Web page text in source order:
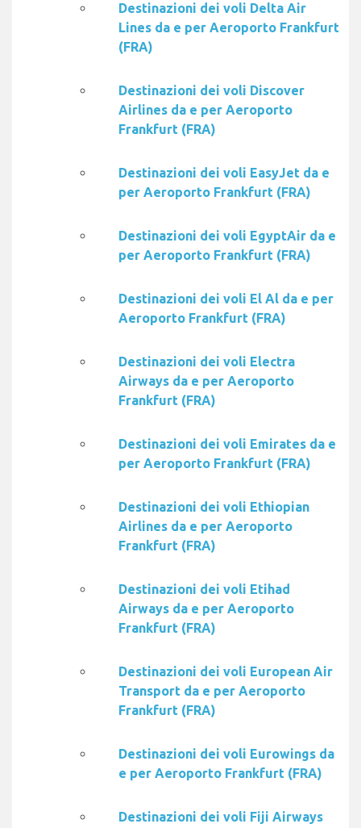
Destinazioni dei voli Delta Air
Lines da e per Aeroporto Frankfurt
(FRA)
Destinazioni dei voli Discover
Airlines da e per Aeroporto
Frankfurt (FRA)
Destinazioni dei voli EasyJet da e
per Aeroporto Frankfurt (FRA)
Destinazioni dei voli EgyptAir da e
per Aeroporto Frankfurt (FRA)
Destinazioni dei voli El Al da e per
Aeroporto Frankfurt (FRA)
Destinazioni dei voli Electra
Airways da e per Aeroporto
Frankfurt (FRA)
Destinazioni dei voli Emirates da e
per Aeroporto Frankfurt (FRA)
Destinazioni dei voli Ethiopian
Airlines da e per Aeroporto
Frankfurt (FRA)
Destinazioni dei voli Etihad
Airways da e per Aeroporto
Frankfurt (FRA)
Destinazioni dei voli European Air
Transport da e per Aeroporto
Frankfurt (FRA)
Destinazioni dei voli Eurowings da
e per Aeroporto Frankfurt (FRA)
Destinazioni dei voli Fiji Airways